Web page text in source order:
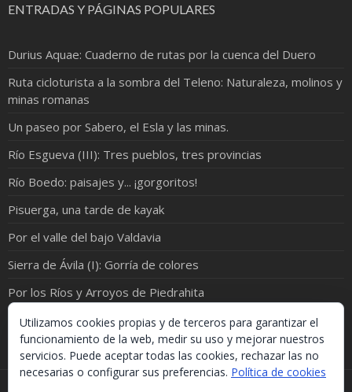
ENTRADAS Y PÁGINAS POPULARES
Durius Aquae: Cuaderno de rutas por la cuenca del Duero
Ruta cicloturista a la sombra del Teleno: Naturaleza, molinos y
minas romanas
Un paseo por Sabero, el Esla y las minas.
Río Esgueva (III): Tres pueblos, tres provincias
Río Boedo: paisajes y... ¡gorgoritos!
Pisuerga, una tarde de kayak
Por el valle del bajo Valdavia
Sierra de Ávila (I): Gorría de colores
Por los Ríos y Arroyos de Piedrahita
Las 10 Fuentes en el término de Tiedra
Utilizamos cookies propias y de terceros para garantizar el
funcionamiento de la web, medir su uso y mejorar nuestros
servicios. Puede aceptar todas las cookies, rechazar las no
necesarias o configurar sus preferencias. Política de cookies